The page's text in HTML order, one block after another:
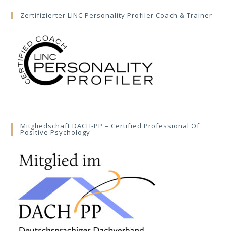
Zertifizierter LINC Personality Profiler Coach & Trainer
Mitgliedschaft DACH-PP – Certified Professional Of
Positive Psychology